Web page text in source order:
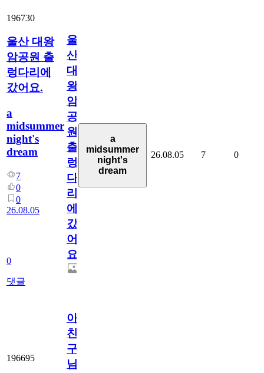
196730
울산 대왕
암공원 출
렁다리에
갔어요.
a
midsummer
night's
dream
7
0
0
26.08.05
0
댓글
울
산
대
왕
암
공
원
출
렁
다
리
에
갔
어
요.
a
midsummer
night's
dream
26.08.05 7 0
196695
아.
친
구
님